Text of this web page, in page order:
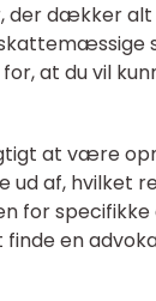
der dækker
at du vil
at være
af, hvilket
for
en